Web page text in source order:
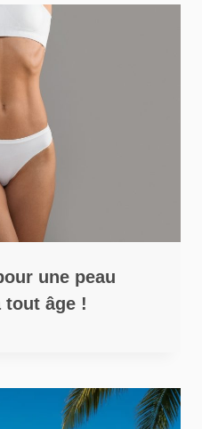
une peau
tout âge !